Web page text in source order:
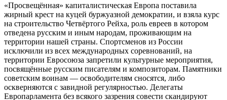
«Просвещённая» капиталистическая Европа поставила
жирный крест на куцей буржуазной демократии, и взяла курс
на строительство Четвёртого Рейха, роль евреев в котором
отведена русским и иным народам, проживающим на
территории нашей страны. Спортсменов из России
исключили из всех международных соревнований, на
территории Евросоюза запретили культурные мероприятия,
посвящённые русским писателям и композиторам. Памятники
советским воинам — освободителям сносятся, либо
оскверняются с завидной регулярностью. Делегаты
Европарламента без всякого зазрения совести скандируют